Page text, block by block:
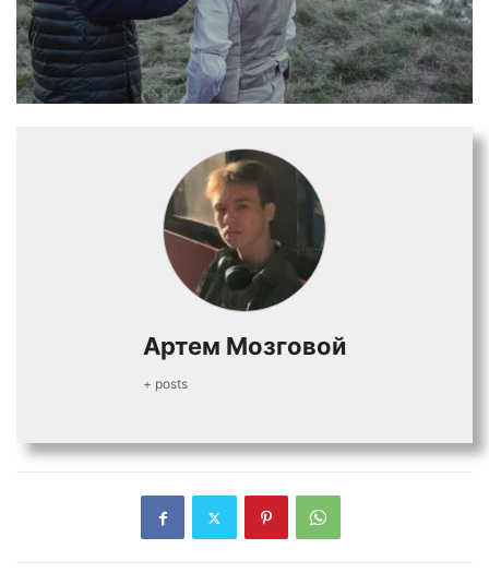
Артем Мозговой
+ posts